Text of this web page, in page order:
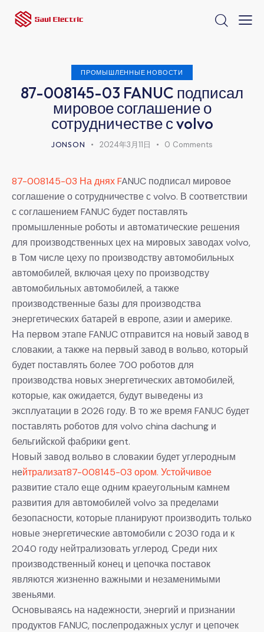
ПРОМЫШЛЕННЫЕ НОВОСТИ
87-008145-03 FANUC подписал
мировое соглашение о
сотрудничестве с volvo
JONSON 2024年3月11日 0 Comments
87-008145-03 На днях FANUC подписал мировое
соглашение о сотрудничестве с volvo. В соответствии
с соглашением FANUC будет поставлять
промышленные роботы и автоматические решения
для производственных цех на мировых заводах volvo,
в Том числе цеху по производству автомобильных
автомобилей, включая цеху по производству
автомобильных автомобилей, а также
производственные базы для производства
энергетических батарей в европе, азии и америке.
На первом этапе FANUC отправится на новый завод в
словакии, а также на первый завод в вольво, который
будет поставлять более 700 роботов для
производства новых энергетических автомобилей,
которые, как ожидается, будут выведены из
эксплуатации в 2026 году. В то же время FANUC будет
поставлять роботов для volvo china dachung и
бельгийской фабрики gent.
Новый завод вольво в словакии будет углеродным
нейтрализат87-008145-03 ором. Устойчивое
развитие стало еще одним краеугольным камнем
развития для автомобилей volvo за пределами
безопасности, которые планируют производить только
новые энергетические автомобили с 2030 года и к
2040 году нейтрализовать углерод. Среди них
производственный конец и цепочка поставок
являются жизненно важными и незаменимыми
звеньями.
Основываясь на надежности, энергий и признании
продуктов FANUC, послепродажных услуг и цепочек